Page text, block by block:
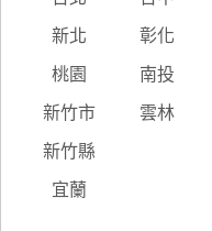
新北 彰化
桃園 南投
新竹市 雲林
新竹縣
宜蘭